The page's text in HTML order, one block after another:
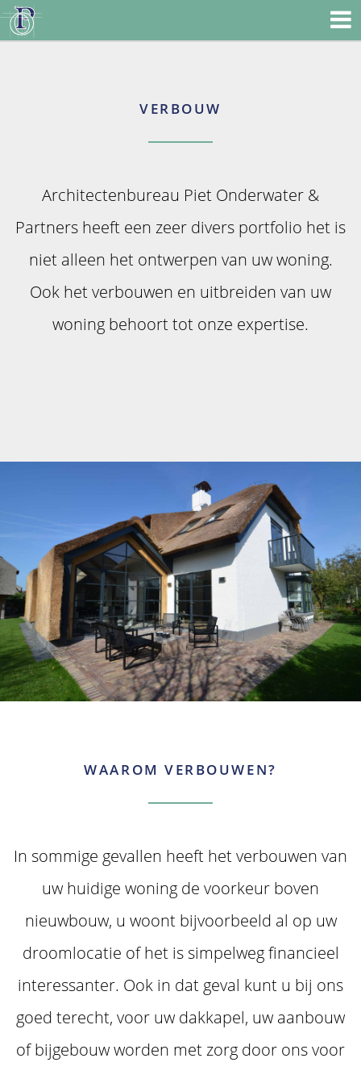
VERBOUW
Architectenbureau Piet Onderwater &
Partners heeft een zeer divers portfolio het is
niet alleen het ontwerpen van uw woning.
Ook het verbouwen en uitbreiden van uw
woning behoort tot onze expertise.
WAAROM VERBOUWEN?
In sommige gevallen heeft het verbouwen van
uw huidige woning de voorkeur boven
nieuwbouw, u woont bijvoorbeeld al op uw
droomlocatie of het is simpelweg financieel
interessanter. Ook in dat geval kunt u bij ons
goed terecht, voor uw dakkapel, uw aanbouw
of bijgebouw worden met zorg door ons voor